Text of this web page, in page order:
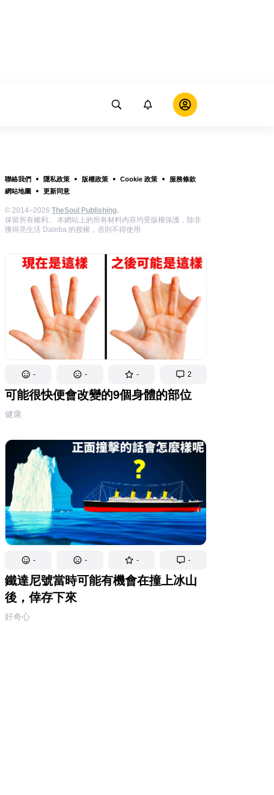
聯絡我們 隱私政策 版權政策 Cookie 政策
服務條款
網站地圖
更新同意
© 2014–2026 TheSoul Publishing.
保留所有權利。 本網站上的所有材料內容均受版權保護，除非
獲得亮生活 Daleba 的授權，否則不得使用
- - - 2
可能很快便會改變的9個身體的部位
健康
- - - -
鐵達尼號當時可能有機會在撞上冰山
後，倖存下來
好奇心